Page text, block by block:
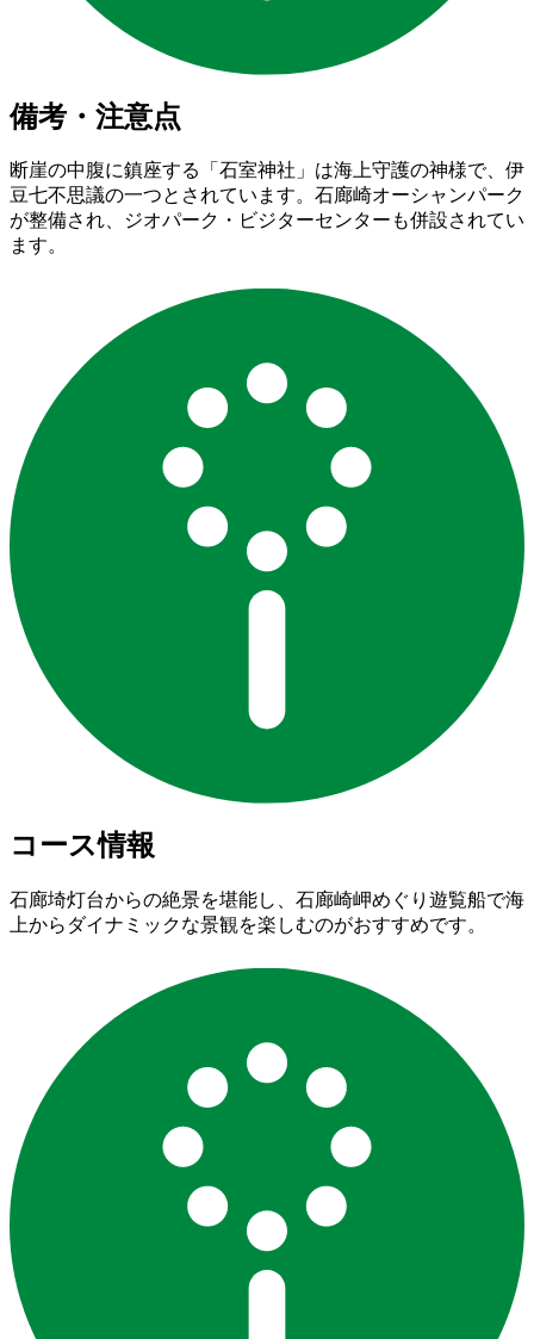
備考・注意点
断崖の中腹に鎮座する「石室神社」は海上守護の神様で、伊
豆七不思議の一つとされています。石廊崎オーシャンパーク
が整備され、ジオパーク・ビジターセンターも併設されてい
ます。
コース情報
石廊埼灯台からの絶景を堪能し、石廊崎岬めぐり遊覧船で海
上からダイナミックな景観を楽しむのがおすすめです。